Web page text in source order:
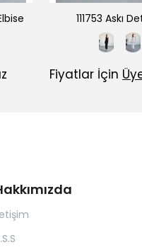
111753 Askı
Fiyatlar İçin